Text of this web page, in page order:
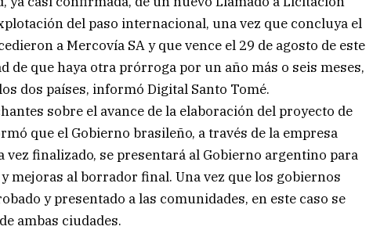
del paso internacional, una vez que concluya el
a Mercovía SA y que vence el 29 de agosto de este
de que haya otra prórroga por un año más o seis meses,
dos países, informó Digital Santo Tomé.
sobre el avance de la elaboración del proyecto de
que el Gobierno brasileño, a través de la empresa
vez finalizado, se presentará al Gobierno argentino para
mejoras al borrador final. Una vez que los gobiernos
y presentado a las comunidades, en este caso se
ambas ciudades.